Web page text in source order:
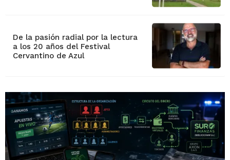
De la pasión radial por la lectura
a los 20 años del Festival
Cervantino de Azul